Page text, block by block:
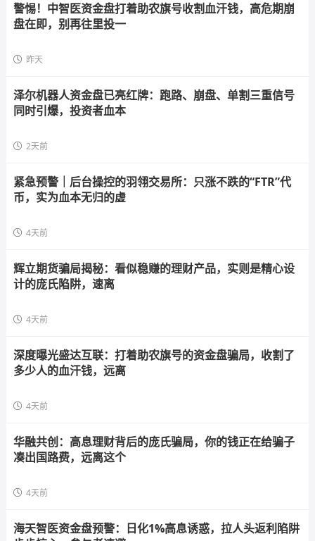
警惕！中智医资金盘打着助农旗号收割血汗钱，高危期崩
盘在即，别再往里投一
昨天
泽尔机器人资金盘已亮红牌：跑路、崩盘、单割三重信号
同时引爆，投资者血本
2天前
紧急预警｜后台操控的羽翎交易所：只涨不跌的“FTR”代
币，实为血本无归的虚
4天前
辉立期货骗局揭秘：看似稳赚的理财产品，实则是精心设
计的庞氏陷阱，速离
4天前
深度曝光盛达互联：打着助农旗号的资金盘骗局，收割了
多少人的血汗钱，远离
4天前
华融共创：高息理财背后的庞氏骗局，你的钱正在给骗子
凑出国路费，远离这个
4天前
海天智医资金盘预警：日化1%高息诱惑，拉人头返利陷阱